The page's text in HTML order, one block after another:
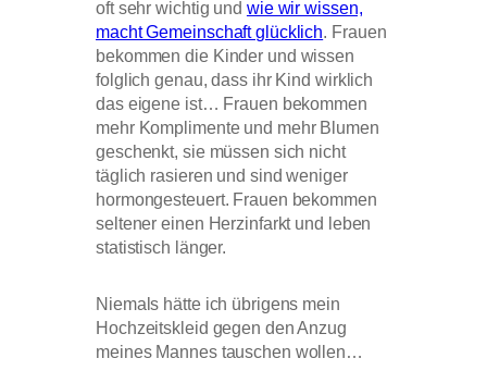
oft sehr wichtig und wie wir wissen,
macht Gemeinschaft glücklich. Frauen
bekommen die Kinder und wissen
folglich genau, dass ihr Kind wirklich
das eigene ist… Frauen bekommen
mehr Komplimente und mehr Blumen
geschenkt, sie müssen sich nicht
täglich rasieren und sind weniger
hormongesteuert. Frauen bekommen
seltener einen Herzinfarkt und leben
statistisch länger.
Niemals hätte ich übrigens mein
Hochzeitskleid gegen den Anzug
meines Mannes tauschen wollen…